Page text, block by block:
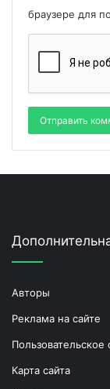
браузере для
Авторы
Реклама на сайте
Пользовательское
Карта сайта